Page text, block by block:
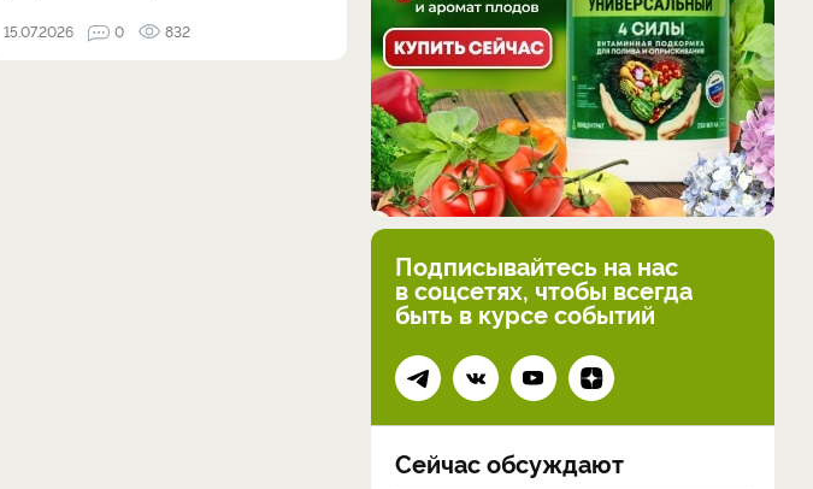
15.07.2026 0 832
Подписывайтесь на нас
в соцсетях, чтобы всегда
быть в курсе событий
Сейчас обсуждают